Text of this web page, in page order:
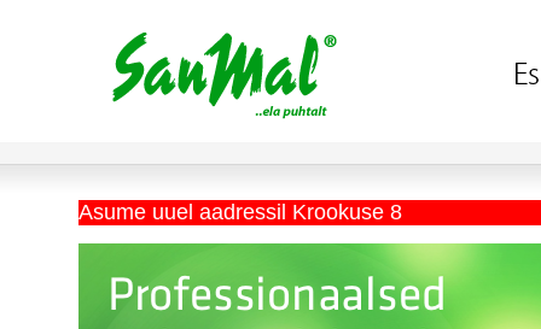
Asume uuel aadressil Krookuse 8